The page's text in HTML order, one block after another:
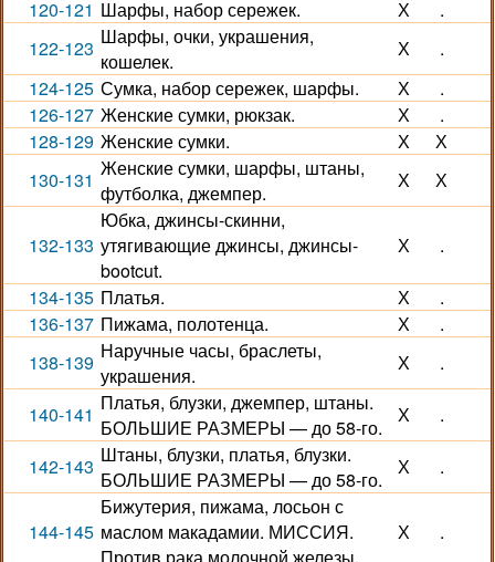
120-121 Шарфы, набор сережек. Х
.
122-123 Шарфы, очки, украшения,
кошелек.
Х
.
124-125 Сумка, набор сережек, шарфы. Х
.
126-127 Женские сумки, рюкзак. Х
.
128-129 Женские сумки. Х
Х
130-131 Женские сумки, шарфы, штаны,
футболка, джемпер.
Х Х
132-133
Юбка, джинсы-скинни,
утягивающие джинсы, джинсы-
bootcut.
Х .
134-135 Платья. Х
.
136-137 Пижама, полотенца. Х
.
138-139 Наручные часы, браслеты,
украшения.
Х .
140-141 Платья, блузки, джемпер, штаны.
БОЛЬШИЕ РАЗМЕРЫ — до 58-го.
Х .
142-143 Штаны, блузки, платья, блузки.
БОЛЬШИЕ РАЗМЕРЫ — до 58-го.
Х .
144-145
Бижутерия, пижама, лосьон с
маслом макадамии. МИССИЯ.
Х .